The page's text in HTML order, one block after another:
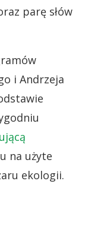
parę słów
i Andrzeja
na użyte
ekologii.